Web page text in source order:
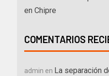
en Chipre
COMENTARIOS
admin en La separación